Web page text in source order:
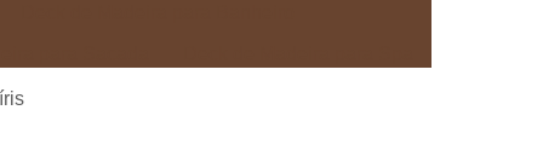
sob Medida